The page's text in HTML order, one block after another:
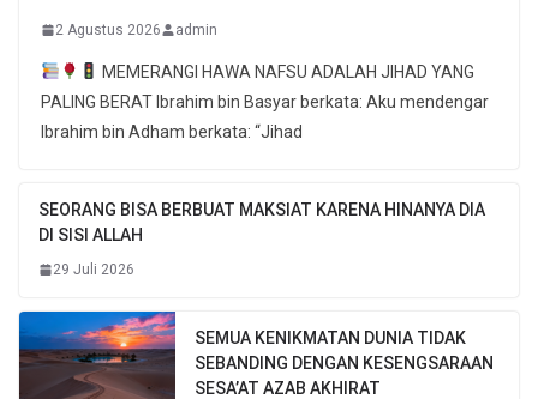
2 Agustus 2026 admin
MEMERANGI HAWA NAFSU ADALAH JIHAD YANG
PALING BERAT Ibrahim bin Basyar berkata: Aku mendengar
Ibrahim bin Adham berkata: “Jihad
SEORANG BISA BERBUAT MAKSIAT KARENA HINANYA DIA
DI SISI ALLAH
29 Juli 2026
SEMUA KENIKMATAN DUNIA TIDAK
SEBANDING DENGAN KESENGSARAAN
SESA’AT AZAB AKHIRAT